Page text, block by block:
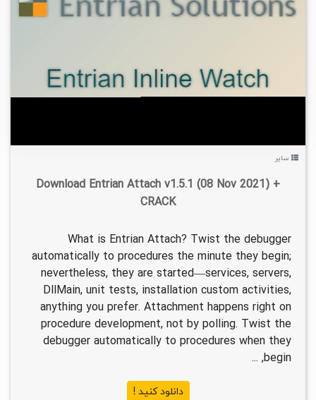
سایر
Download Entrian Attach v1.5.1 (08 Nov 2021) +
CRACK
What is Entrian Attach? Twist the debugger
automatically to procedures the minute they begin;
nevertheless, they are started—services, servers,
DllMain, unit tests, installation custom activities,
anything you prefer. Attachment happens right on
procedure development, not by polling. Twist the
debugger automatically to procedures when they
begin, ...
دانلود کنید !